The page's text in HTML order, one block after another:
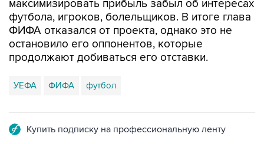
максимизировать прибыль забыл об интересах
футбола, игроков, болельщиков. В итоге глава
ФИФА отказался от проекта, однако это не
остановило его оппонентов, которые
продолжают добиваться его отставки.
УЕФА ФИФА футбол
Купить подписку на профессиональную ленту